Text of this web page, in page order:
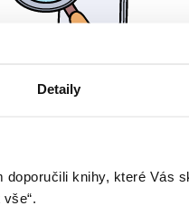
Detaily
knihy, které Vás